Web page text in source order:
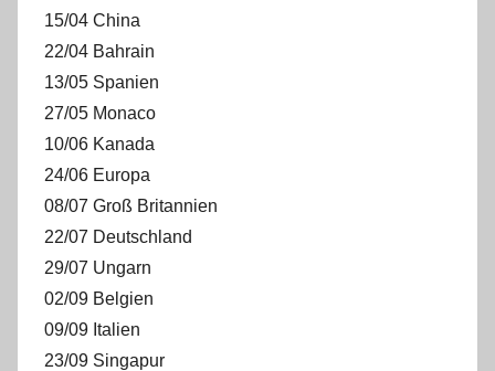
15/04 China
22/04 Bahrain
13/05 Spanien
27/05 Monaco
10/06 Kanada
24/06 Europa
08/07 Groß Britannien
22/07 Deutschland
29/07 Ungarn
02/09 Belgien
09/09 Italien
23/09 Singapur